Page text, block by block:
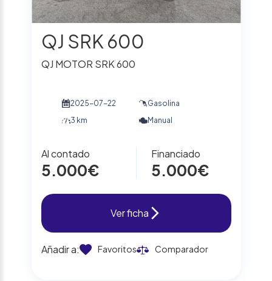
QJ SRK 600
QJ MOTOR SRK 600
2025-07-22
Gasolina
3 km
Manual
Al contado
5.000€
Financiado
5.000€
Ver ficha
Añadir a: Favoritos Comparador